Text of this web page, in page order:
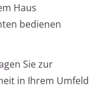
Haus
bedienen
Sie zur
in Ihrem Umfeld